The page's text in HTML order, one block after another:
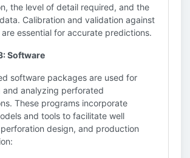
the level of detail required, and the
Calibration and validation against
essential for accurate predictions.
Software
software packages are used for
and analyzing perforated
These programs incorporate
and tools to facilitate well
design, and production